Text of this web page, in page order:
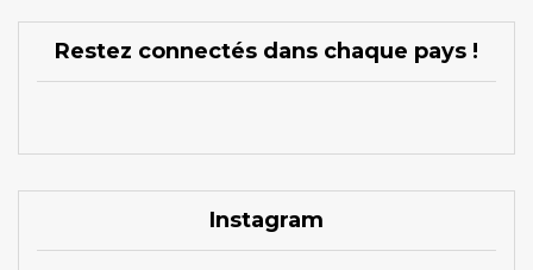
Restez connectés dans chaque pays !
Instagram